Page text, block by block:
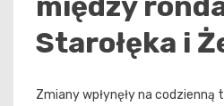
Starołęka i
Zmiany wpłynęły na